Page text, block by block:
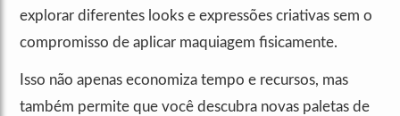
explorar diferentes looks e expressões criativas sem o
compromisso de aplicar maquiagem fisicamente.
Isso não apenas economiza tempo e recursos, mas
também permite que você descubra novas paletas de